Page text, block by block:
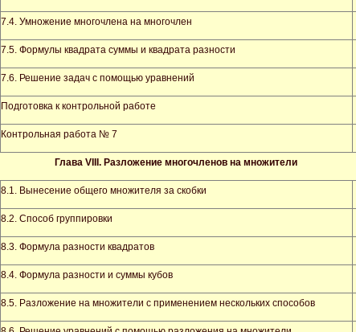
7.4. Умножение многочлена на многочлен
7.5. Формулы квадрата суммы и квадрата разности
7.6. Решение задач с помощью уравнений
Подготовка к контрольной работе
Контрольная работа № 7
Глава VIII . Разложение многочленов на множители
8.1. Вынесение общего множителя за скобки
8.2. Способ группировки
8.3. Формула разности квадратов
8.4. Формула разности и суммы кубов
8.5. Разложение на множители с применением нескольких способов